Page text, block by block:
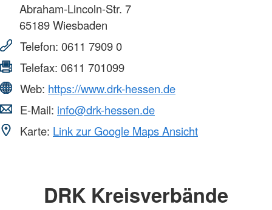
Abraham-Lincoln-Str. 7
65189Wiesbaden
Telefon: 0611 7909 0
Telefax: 0611 701099
Web: https://www.drk-hessen.de
E-Mail: info@drk-hessen.de
Karte: Link zur Google Maps Ansicht
DRK Kreisverbände